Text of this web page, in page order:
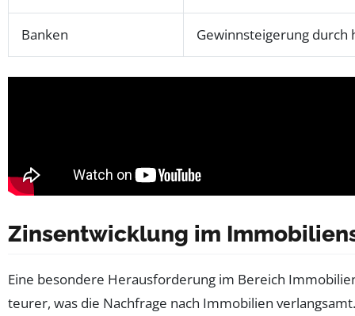
Banken Gewinnsteigerung durch
Zinsentwicklung im
Eine besondere Herausforderung im Bereich
teurer, was die Nachfrage nach Immobilien